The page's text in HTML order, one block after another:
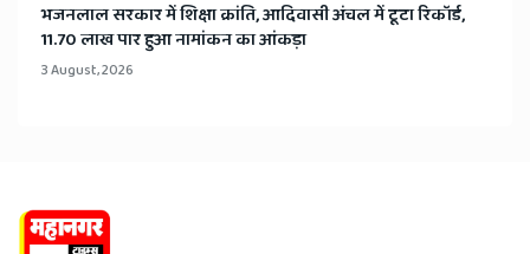
भजनलाल सरकार में शिक्षा क्रांति, आदिवासी अंचल में टूटा रिकॉर्ड,
11.70 लाख पार हुआ नामांकन का आंकड़ा
3 August, 2026